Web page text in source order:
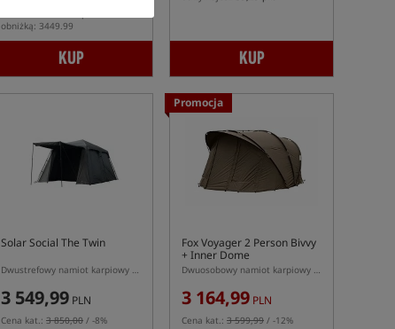
obniżką: 3449.99
KUP KUP
Solar Social The Twin
Dwustrefowy namiot karpiowy Solar Social The Twin
3 549,99 PLN
Cena kat.: 3 850,00 / -8%
Promocja
Fox Voyager 2 Person Bivvy
+ Inner Dome
Dwuosobowy namiot karpiowy w komplecie z kapsułą wewnętrzną
3 164,99 PLN
Cena kat.: 3 599,99 / -12%